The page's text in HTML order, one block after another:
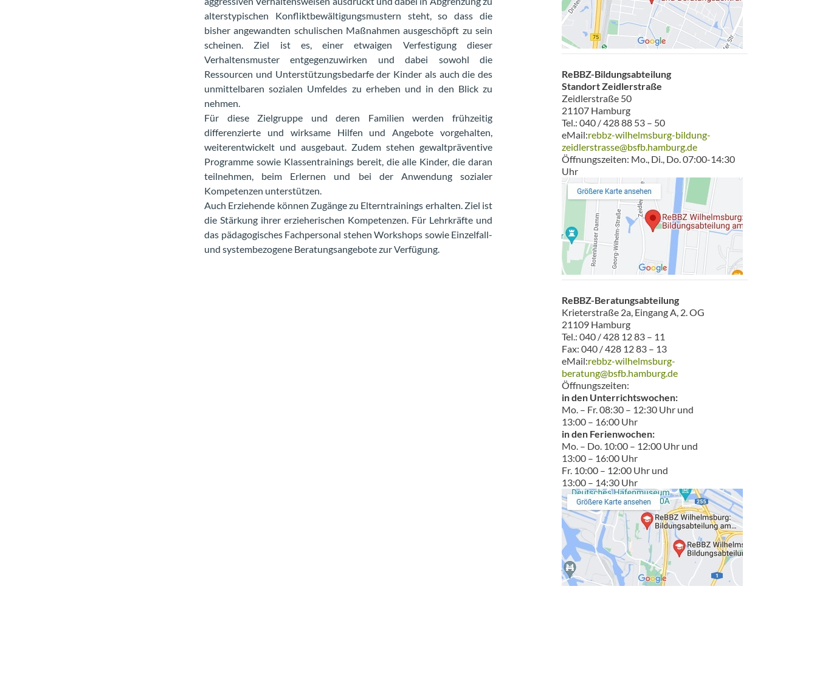
alterstypischen Konfliktbewältigungsmustern steht, so dass die
bisher angewandten schulischen Maßnahmen ausgeschöpft zu sein
scheinen. Ziel ist es, einer etwaigen Verfestigung dieser
Verhaltensmuster entgegenzuwirken und dabei sowohl die
Ressourcen und Unterstützungsbedarfe der Kinder als auch die des
unmittelbaren sozialen Umfeldes zu erheben und in den Blick zu
nehmen.
Für diese Zielgruppe und deren Familien werden frühzeitig
differenzierte und wirksame Hilfen und Angebote vorgehalten,
weiterentwickelt und ausgebaut. Zudem stehen gewaltpräventive
Programme sowie Klassentrainings bereit, die alle Kinder, die daran
teilnehmen, beim Erlernen und bei der Anwendung sozialer
Kompetenzen unterstützen.
Auch Erziehende können Zugänge zu Elterntrainings erhalten. Ziel ist
die Stärkung ihrer erzieherischen Kompetenzen. Für Lehrkräfte und
das pädagogisches Fachpersonal stehen Workshops sowie Einzelfall-
und systembezogene Beratungsangebote zur Verfügung.
ReBBZ-Bildungsabteilung
Standort Zeidlerstraße
Zeidlerstraße 50
21107 Hamburg
Tel.: 040 / 428 88 53 – 50
eMail:rebbz-wilhelmsburg-bildung-
zeidlerstrasse@bsfb.hamburg.de
Öffnungszeiten: Mo., Di., Do. 07:00-14:30
Uhr
ReBBZ-Beratungsabteilung
Krieterstraße 2a, Eingang A, 2. OG
21109 Hamburg
Tel.: 040 / 428 12 83 – 11
Fax: 040 / 428 12 83 – 13
eMail:rebbz-wilhelmsburg-
beratung@bsfb.hamburg.de
Öffnungszeiten:
in den Unterrichtswochen:
Mo. – Fr. 08:30 – 12:30 Uhr und
13:00 – 16:00 Uhr
in den Ferienwochen:
Mo. – Do. 10:00 – 12:00 Uhr und
13:00 – 16:00 Uhr
Fr. 10:00 – 12:00 Uhr und
13:00 – 14:30 Uhr